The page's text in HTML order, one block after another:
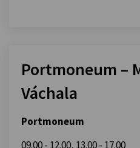
Portmoneum –
Váchala
Portmoneum
09.00 - 12.00, 13.00 - 17.00